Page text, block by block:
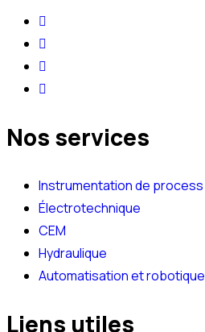
Nos services
Instrumentation de process
Électrotechnique
CEM
Hydraulique
Automatisation et robotique
Liens utiles